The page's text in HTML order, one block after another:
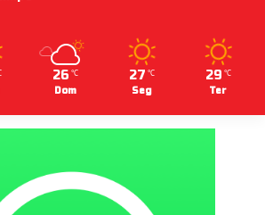
26 ℃
Dom
27 ℃
Seg
29 ℃
Ter